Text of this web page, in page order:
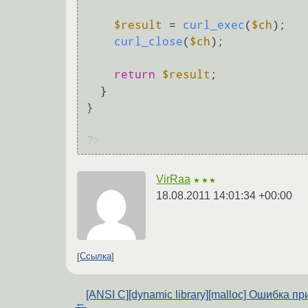
$result = curl_exec ( $ch);
curl_close( $ch);
return $result ;
}
?>
VirRaa ★★★
18.08.2011 14:01:34 +00:00
Ссылка
←
[ANSI C][dynamic library][malloc] Ошибка